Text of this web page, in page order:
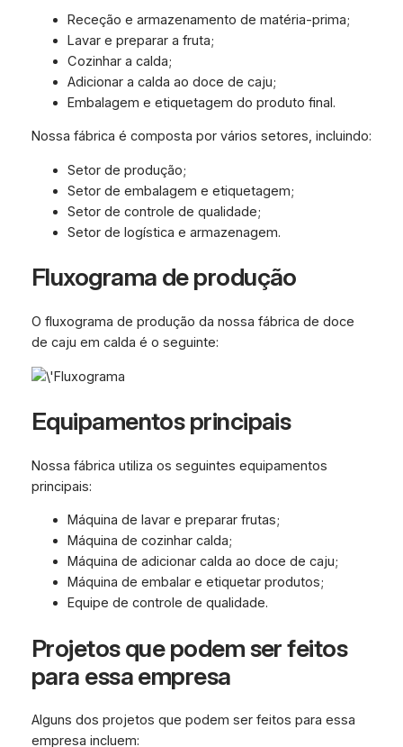
Receção e armazenamento de matéria-prima;
Lavar e preparar a fruta;
Cozinhar a calda;
Adicionar a calda ao doce de caju;
Embalagem e etiquetagem do produto final.
Nossa fábrica é composta por vários setores, incluindo:
Setor de produção;
Setor de embalagem e etiquetagem;
Setor de controle de qualidade;
Setor de logística e armazenagem.
Fluxograma de produção
O fluxograma de produção da nossa fábrica de doce
de caju em calda é o seguinte:
Equipamentos principais
Nossa fábrica utiliza os seguintes equipamentos
principais:
Máquina de lavar e preparar frutas;
Máquina de cozinhar calda;
Máquina de adicionar calda ao doce de caju;
Máquina de embalar e etiquetar produtos;
Equipe de controle de qualidade.
Projetos que podem ser feitos
para essa empresa
Alguns dos projetos que podem ser feitos para essa
empresa incluem: